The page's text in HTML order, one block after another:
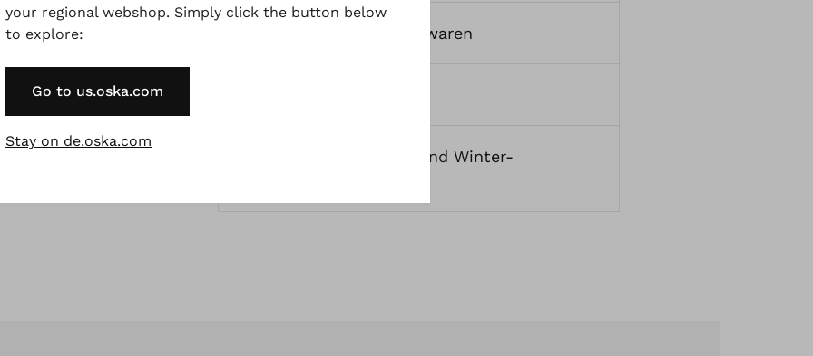
Strickjacken Und Strickwaren
Und Winter-
your regional webshop. Simply click the button below
to explore:
Go to us.oska.com
Stay on de.oska.com